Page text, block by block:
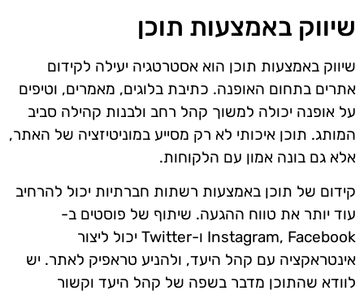
שיווק באמצעות תוכן
שיווק באמצעות תוכן הוא אסטרטגיה יעילה לקידום
אתרים בתחום האופנה. כתיבת בלוגים, מאמרים, וטיפים
על אופנה יכולה למשוך קהל רחב ולבנות קהילה סביב
המותג. תוכן איכותי לא רק מסייע במוניטיזציה של האתר,
אלא גם בונה אמון עם הלקוחות.
קידום של תוכן באמצעות רשתות חברתיות יכול להרחיב
עוד יותר את טווח ההגעה. שיתוף של פוסטים ב-
Instagram, Facebook ו-Twitter יכול ליצור
אינטראקציה עם קהל היעד, ולהניע טראפיק לאתר. יש
לוודא שהתוכן מדבר בשפה של קהל היעד וקשור